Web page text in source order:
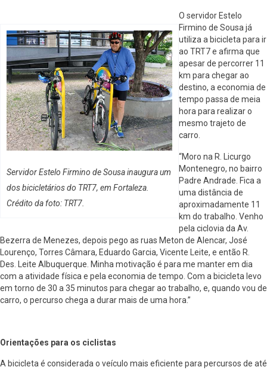
Servidor Estelo Firmino de Sousa inaugura um
dos bicicletários do TRT7, em Fortaleza.
Crédito da foto: TRT7.
O servidor Estelo
Firmino de Sousa já
utiliza a bicicleta para ir
ao TRT7 e afirma que
apesar de percorrer 11
km para chegar ao
destino, a economia de
tempo passa de meia
hora para realizar o
mesmo trajeto de
carro.
“Moro na R. Licurgo
Montenegro, no bairro
Padre Andrade. Fica a
uma distância de
aproximadamente 11
km do trabalho. Venho
pela ciclovia da Av.
Bezerra de Menezes, depois pego as ruas Meton de Alencar, José
Lourenço, Torres Câmara, Eduardo Garcia, Vicente Leite, e então R.
Des. Leite Albuquerque. Minha motivação é para me manter em dia
com a atividade física e pela economia de tempo. Com a bicicleta levo
em torno de 30 a 35 minutos para chegar ao trabalho, e, quando vou de
carro, o percurso chega a durar mais de uma hora.”
Orientações para os ciclistas
A bicicleta é considerada o veículo mais eficiente para percursos de até